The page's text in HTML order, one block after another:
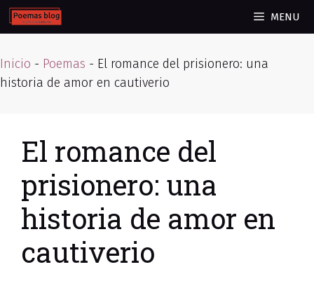
Skip
to
MENU
Inicio - Poemas - El romance del prisionero: una
historia de amor en cautiverio
El romance del
prisionero: una
historia de amor en
cautiverio